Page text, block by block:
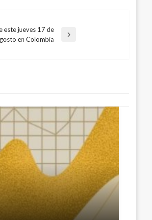
este jueves 17 de
en Colombia
Fernando Andrade por
Dimitri Zaninovich